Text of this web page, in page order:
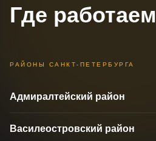
Где работаем
РАЙОНЫ САНКТ-ПЕТЕРБУРГА
Адмиралтейский район
Василеостровский район